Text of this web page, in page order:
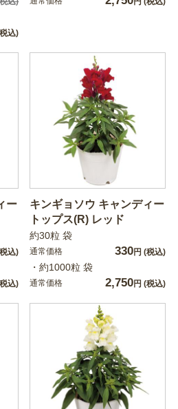
込)
ー
込)
込)
キンギョソウ キャンディー
トップス(R) レッド
約30粒 袋
通常価格 330円 (税込)
・約1000粒 袋
通常価格 2,750円 (税込)